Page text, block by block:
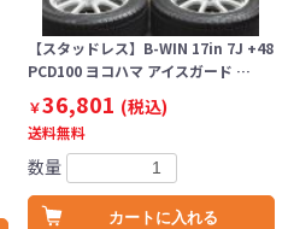
【スタッドレス】B-WIN 17in 7J +48
PCD100 ヨコハマ アイスガード …
￥36,801 (税込)
送料無料
数量
カートに入れる